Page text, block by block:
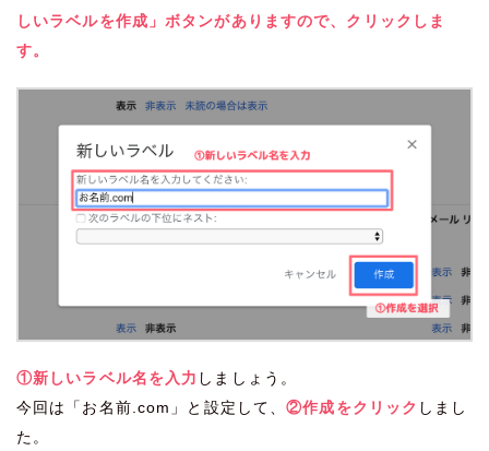
しいラベルを作成」ボタンがありますので、クリックしま
す。
①新しいラベル名を入力 しましょう。
今回は「お名前.com」と設定して、②作成をクリック しまし
た。